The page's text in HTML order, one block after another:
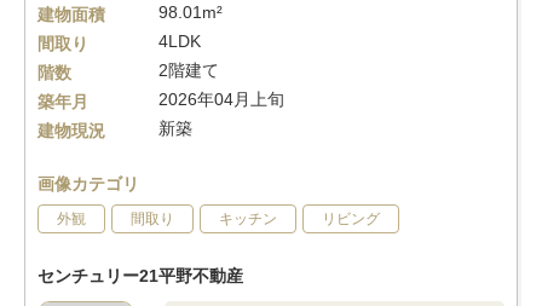
建物面積
98.01m²
間取り
4LDK
階数
2階建て
築年月
2026年04月上旬
建物現況
新築
画像カテゴリ
外観 間取り キッチン リビング
センチュリー21平野不動産